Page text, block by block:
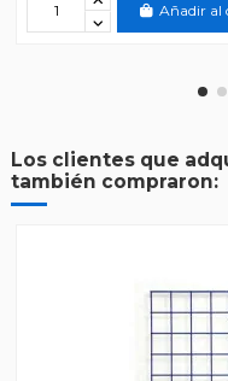
Añadir al
Los clientes que
también compraron: